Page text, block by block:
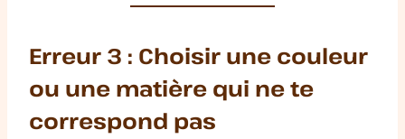
Erreur 3 : Choisir une couleur
ou une matière qui ne te
correspond pas